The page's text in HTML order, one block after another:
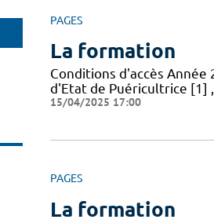
PAGES
La formation
Conditions d'accès
d'Etat de Puéricultrice [1]
15/04/2025 17:00
PAGES
La formation